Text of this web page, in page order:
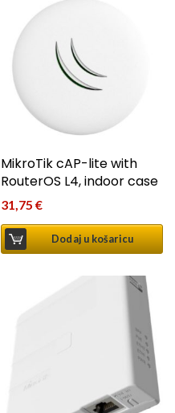
MikroTik cAP-lite with
RouterOS L4, indoor case
31,75€
Dodaj u košaricu